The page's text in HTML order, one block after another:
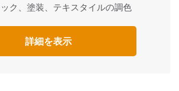
ク、塗装、テキスタイルの調色
詳細を表示